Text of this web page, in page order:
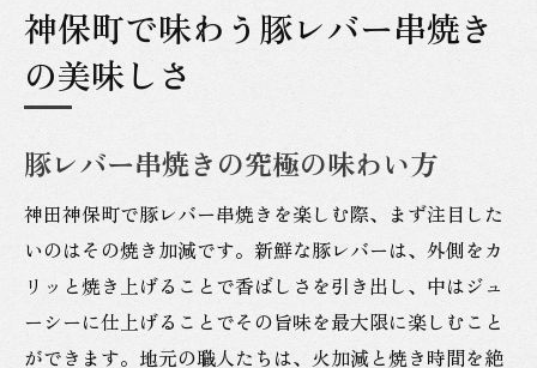
神保町で味わう豚レバー串焼き
の美味しさ
豚レバー串焼きの究極の味わい方
神田神保町で豚レバー串焼きを楽しむ際、まず注目した
いのはその焼き加減です。新鮮な豚レバーは、外側をカ
リッと焼き上げることで香ばしさを引き出し、中はジュ
ーシーに仕上げることでその旨味を最大限に楽しむこと
ができます。地元の職人たちは、火加減と焼き時間を絶